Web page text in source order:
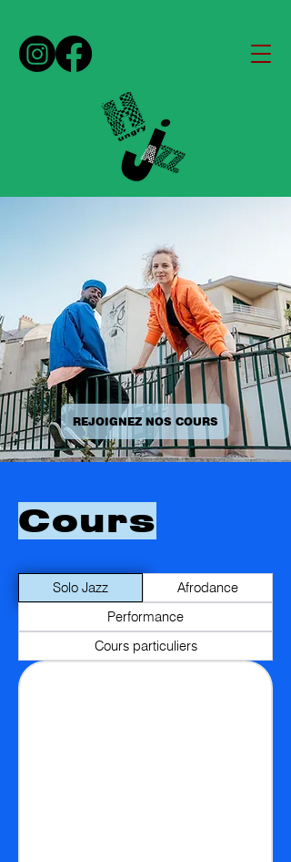
REJOIGNEZ NOS COURS
Cours
Solo Jazz
Afrodance
Performance
Cours particuliers